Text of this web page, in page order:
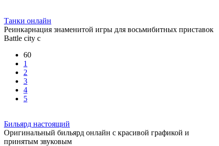
Танки онлайн
Реинкарнация знаменитой игры для восьмибитных приставок
Battle city с
60
1
2
3
4
5
Бильярд настоящий
Оригинальный бильярд онлайн с красивой графикой и
принятым звуковым